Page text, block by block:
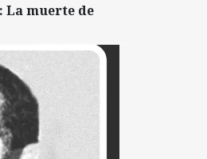
La muerte de